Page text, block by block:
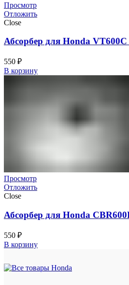
Просмотр
Отложить
Close
Абсорбер для Honda VT600C
550 ₽
В корзину
Просмотр
Отложить
Close
Абсорбер для Honda
550 ₽
В корзину